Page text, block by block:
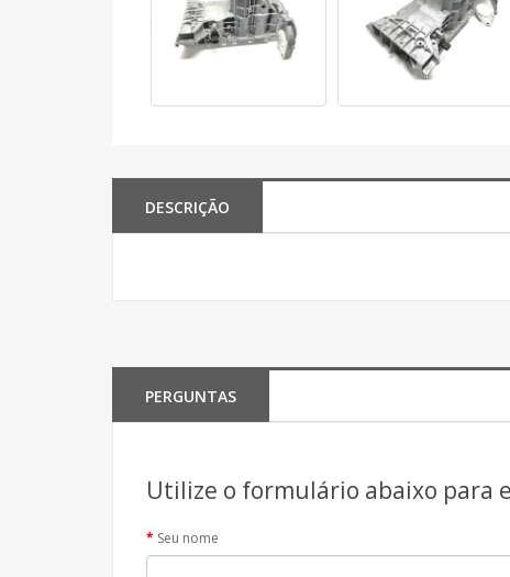
DESCRIÇÃO
PERGUNTAS
Utilize o formulário abaixo para
Seu nome